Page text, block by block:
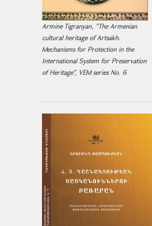
Armine Tigranyan, "The Armenian
cultural heritage of Artsakh.
Mechanisms for Protection in the
International System for Preservation
of Heritage", VEM series No. 6